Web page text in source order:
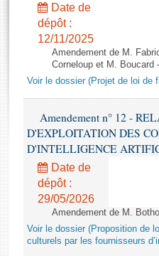
Amendements
Textes adoptés
Rapports d'information
Rapports d'enquête
Rapports sur l'application des
Baromètre de l’application
Dossiers législatifs
Budget et sécurité sociale
Questions écrites et orales
Comptes rendus des débats
Juniors
Anciennes législatures
Liens vers les sites
Photos libres de droit
Date de
dépôt :
12/11/2025
Amendement de M.
Corneloup et M. Boucard
Voir le dossier (Projet de loi de
Amendement n° 12 -
D'EXPLOITATION DES
D'INTELLIGENCE
Date de
dépôt :
29/05/2026
Amendement de M.
Voir le dossier (Proposition de
culturels par les fournisseurs